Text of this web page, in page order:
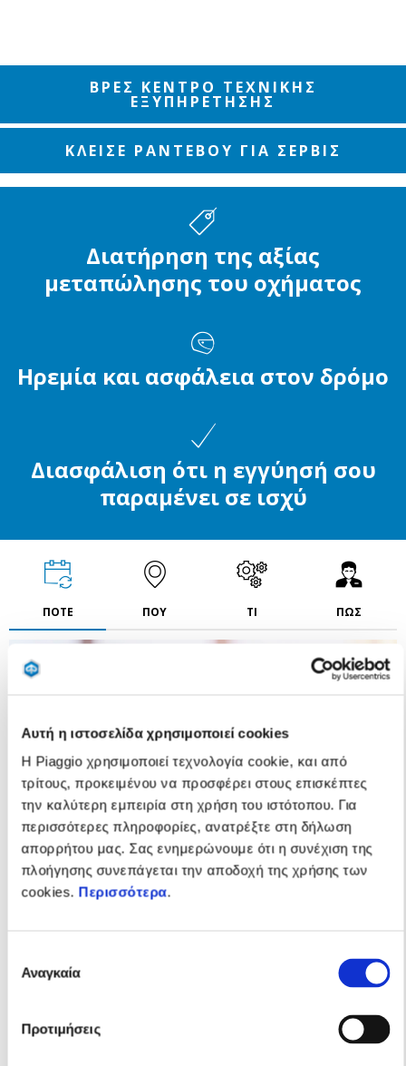
Αυτή η ιστοσελίδα χρησιμοποιεί cookies
Η Piaggio χρησιμοποιεί τεχνολογία cookie, και από
τρίτους, προκειμένου να προσφέρει στους επισκέπτες
την καλύτερη εμπειρία στη χρήση του ιστότοπου. Για
περισσότερες πληροφορίες, ανατρέξτε στη δήλωση
απορρήτου μας. Σας ενημερώνουμε ότι η συνέχιση της
πλοήγησης συνεπάγεται την αποδοχή της χρήσης των
cookies. Περισσότερα.
συγκατάθεσης
Αναγκαία
Προτιμήσεις
ΒΡΕΣ ΚΕΝΤΡΟ ΤΕΧΝΙΚΗΣ
ΕΞΥΠΗΡΕΤΗΣΗΣ
ΚΛΕΙΣΕ ΡΑΝΤΕΒΟΥ ΓΙΑ ΣΕΡΒΙΣ
Διατήρηση της αξίας
μεταπώλησης του οχήματος
Ηρεμία και ασφάλεια στον δρόμο
Διασφάλιση ότι η εγγύησή σου
παραμένει σε ισχύ
ΠΟΤΕ ΠΟΥ ΤΙ ΠΩΣ
συντήρηση το σκούτερ μου;
Τα διαστήματα συντήρησης διαφέρουν για κάθε μοντέλο,
επομένως ο καλύτερος τρόπος να το εξακριβώσεις είναι να